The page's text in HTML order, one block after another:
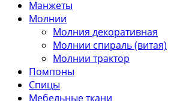
Манжеты
Молнии
Молния декоративная
Молнии спираль (витая)
Молнии трактор
Помпоны
Спицы
Мебельные ткани